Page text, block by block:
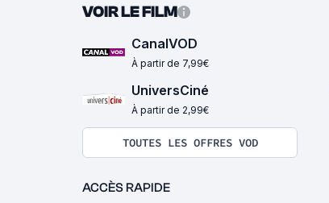
VOIR LE FILM
CanalVOD
À partir de 7,99€
UniversCiné
À partir de 2,99€
TOUTES LES OFFRES VOD
ACCÈS RAPIDE